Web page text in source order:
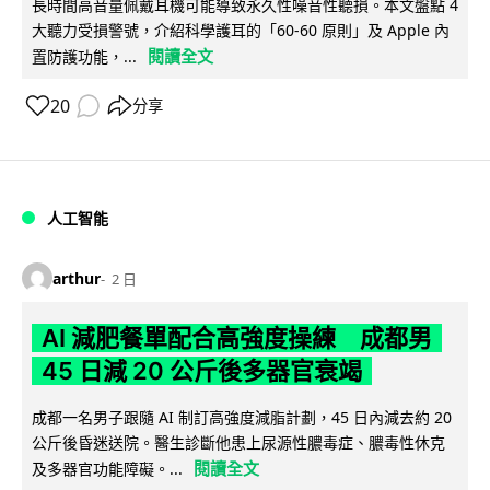
長時間高音量佩戴耳機可能導致永久性噪音性聽損。本文盤點 4
大聽力受損警號，介紹科學護耳的「60-60 原則」及 Apple 內
置防護功能，...
閱讀全文
20 分享
人工智能
arthur 2 日
AI 減肥餐單配合高強度操練 成都男
45 日減 20 公斤後多器官衰竭
成都一名男子跟隨 AI 制訂高強度減脂計劃，45 日內減去約 20
公斤後昏迷送院。醫生診斷他患上尿源性膿毒症、膿毒性休克
及多器官功能障礙。...
閱讀全文